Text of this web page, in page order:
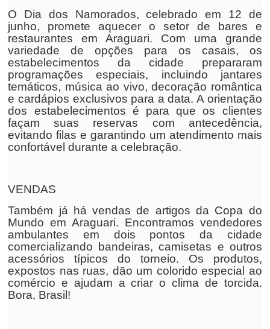
O Dia dos Namorados, celebrado em 12 de
junho, promete aquecer o setor de bares e
restaurantes em Araguari. Com uma grande
variedade de opções para os casais, os
estabelecimentos da cidade prepararam
programações especiais, incluindo jantares
temáticos, música ao vivo, decoração romântica
e cardápios exclusivos para a data. A orientação
dos estabelecimentos é para que os clientes
façam suas reservas com antecedência,
evitando filas e garantindo um atendimento mais
confortável durante a celebração.
VENDAS
Também já há vendas de artigos da Copa do
Mundo em Araguari. Encontramos vendedores
ambulantes em dois pontos da cidade
comercializando bandeiras, camisetas e outros
acessórios típicos do torneio. Os produtos,
expostos nas ruas, dão um colorido especial ao
comércio e ajudam a criar o clima de torcida.
Bora, Brasil!